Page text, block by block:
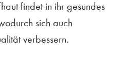
findet in ihr gesundes
sich auch
verbessern.